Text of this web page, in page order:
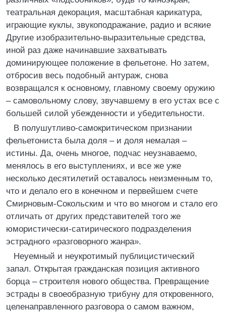
театральная декорация, масштабная карикатура,
играющие куклы, звукоподражание, радио и всякие
Другие изобразительно-выразительные средства,
иной раз даже начинавшие захватывать
доминирующее положение в фельетоне. Но затем,
отбросив весь подобный антураж, снова
возвращался к основному, главному своему оружию
– самовольному слову, звучавшему в его устах все с
большей силой убежденности и убедительности.
В полушутливо-самокритическом признании
фельетониста была доля – и доля немалая –
истины. Да, очень многое, подчас неузнаваемо,
менялось в его выступлениях, и все же уже
несколько десятилетий оставалось неизменным то,
что и делало его в конечном и первейшем счете
Смирновым-Сокольским и что во многом и стало его
отличать от других представителей того же
юмористически-сатирического подразделения
эстрадного «разговорного жанра».
Неуемный и неукротимый публицистический
запал. Открытая гражданская позиция активного
борца – строителя нового общества. Превращение
эстрады в своеобразную трибуну для откровенного,
целенаправленного разговора о самом важном,